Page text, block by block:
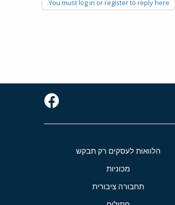
You must log in or register to reply here.
הלוואות לעסקים רק תבקש
מכוניות
תחבורה ציבורית